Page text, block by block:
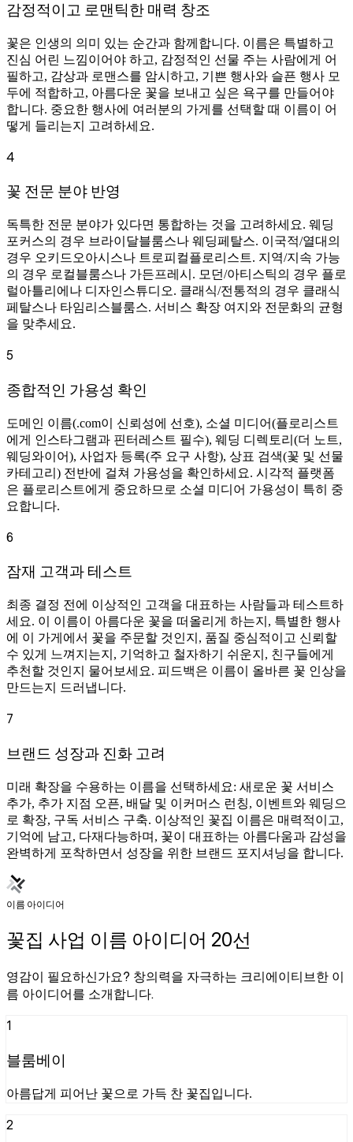
감정적이고 로맨틱한 매력 창조
꽃은 인생의 의미 있는 순간과 함께합니다. 이름은 특별하고
진심 어린 느낌이어야 하고, 감정적인 선물 주는 사람에게 어
필하고, 감상과 로맨스를 암시하고, 기쁜 행사와 슬픈 행사 모
두에 적합하고, 아름다운 꽃을 보내고 싶은 욕구를 만들어야
합니다. 중요한 행사에 여러분의 가게를 선택할 때 이름이 어
떻게 들리는지 고려하세요.
4
꽃 전문 분야 반영
독특한 전문 분야가 있다면 통합하는 것을 고려하세요. 웨딩
포커스의 경우 브라이달블룸스나 웨딩페탈스. 이국적/열대의
경우 오키드오아시스나 트로피컬플로리스트. 지역/지속 가능
의 경우 로컬블룸스나 가든프레시. 모던/아티스틱의 경우 플로
럴아틀리에나 디자인스튜디오. 클래식/전통적의 경우 클래식
페탈스나 타임리스블룸스. 서비스 확장 여지와 전문화의 균형
을 맞추세요.
5
종합적인 가용성 확인
도메인 이름(.com이 신뢰성에 선호), 소셜 미디어(플로리스트
에게 인스타그램과 핀터레스트 필수), 웨딩 디렉토리(더 노트,
웨딩와이어), 사업자 등록(주 요구 사항), 상표 검색(꽃 및 선물
카테고리) 전반에 걸쳐 가용성을 확인하세요. 시각적 플랫폼
은 플로리스트에게 중요하므로 소셜 미디어 가용성이 특히 중
요합니다.
6
잠재 고객과 테스트
최종 결정 전에 이상적인 고객을 대표하는 사람들과 테스트하
세요. 이 이름이 아름다운 꽃을 떠올리게 하는지, 특별한 행사
에 이 가게에서 꽃을 주문할 것인지, 품질 중심적이고 신뢰할
수 있게 느껴지는지, 기억하고 철자하기 쉬운지, 친구들에게
추천할 것인지 물어보세요. 피드백은 이름이 올바른 꽃 인상을
만드는지 드러냅니다.
7
브랜드 성장과 진화 고려
미래 확장을 수용하는 이름을 선택하세요: 새로운 꽃 서비스
추가, 추가 지점 오픈, 배달 및 이커머스 런칭, 이벤트와 웨딩으
로 확장, 구독 서비스 구축. 이상적인 꽃집 이름은 매력적이고,
기억에 남고, 다재다능하며, 꽃이 대표하는 아름다움과 감성을
완벽하게 포착하면서 성장을 위한 브랜드 포지셔닝을 합니다.
이름 아이디어
꽃집 사업 이름 아이디어 20선
영감이 필요하신가요? 창의력을 자극하는 크리에이티브한 이
름 아이디어를 소개합니다.
1
블룸베이
아름답게 피어난 꽃으로 가득 찬 꽃집입니다.
2